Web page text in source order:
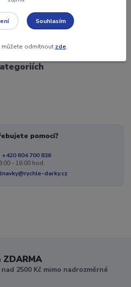
pomoci?
+420 604 700 836
- 16:00 hod.
darky.cz
2500 Kč mimo nadrozměrné
Souhlasím
můžete odmítnout zde.